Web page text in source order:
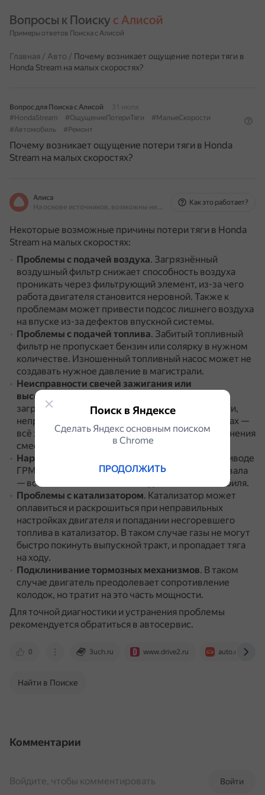
Вопросы к Поиску с Алисой
Примеры ответов Поиска с Алисой
Главная / Авто / Почему возникает ощущение потери тяги в
Honda Stream на малых скоростях?
Вопрос для Поиска с Алисой
31 июля
#HondaStream
#ОщущениеПотериТяги
#МалыеСкорости
#Автомобиль
#Ремонт
Почему возникает ощущение потери тяги в Honda
Stream на малых скоростях?
Алиса
На основе источников, возможны неточности
Как это работает?
Некоторые возможные причины потери тяги в Honda
Stream на малых скоростях:
Проблемы с подачей воздуха. Загрязнённый
воздушный фильтр снижает способность воздуха
проникать через фильтрующий элемент, из-за чего
работа двигателя становится неровной. Также к
проблемам может привести подсос лишнего воздуха
на впуске из-за дефектов впускной системы.
Проблемы с подачей топлива. Забитый топливный
фильтр не пропускает бензин или солярку в нужном
количестве. Изношенный топливный насос может не
создавать нужное давление в магистрали.
Неисправности свечей зажигания или
высоковольтных проводов
загрязнение свечей, повреждения корпуса свечи,
неправильно выставленные зазоры на электродах —
всё это может привести к нарушению воспламенения
смеси и падению мощности мотора.
Нарушения фаз газораспределения
Сбои в приводе
ГРМ, проблемы с датчиком положения распредвала
— всё это может сказаться на динамике автомобиля.
Проблемы с катализатором. Катализатор может
оплавиться и раскрошиться при неправильных
настройках двигателя и попадании несгоревшего
топлива в катализатор. В таком случае газы не могут
быстро покинуть выпускной тракт, и пропадает тяга
на ходу.
Подклинивание тормозных механизмов. В таком
случае двигатель преодолевает сопротивление
колодок, но тратит на это часть мощности.
Для точной диагностики и устранения проблемы
рекомендуется обратиться в автосервис.
0 3uch.ru www.drive2.ru auto.ru
Найти в Поиске
Комментарии
Войти
Войдите, чтобы комментировать
Поиск в Яндексе
Сделать Яндекс основным поиском
в Сhrome
ПРОДОЛЖИТЬ